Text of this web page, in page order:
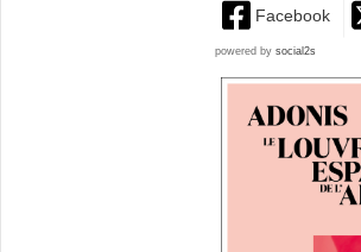
Facebook
powered by social2s